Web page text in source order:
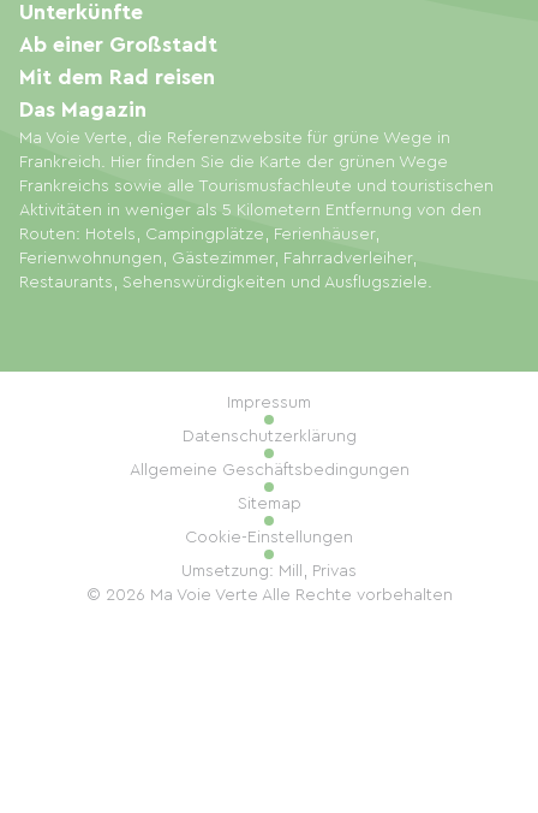
Ma Voie Verte, die Referenzwebsite für grüne Wege in
Frankreich. Hier finden Sie die Karte der grünen Wege
Frankreichs sowie alle Tourismusfachleute und touristischen
Aktivitäten in weniger als 5 Kilometern Entfernung von den
Routen: Hotels, Campingplätze, Ferienhäuser,
Ferienwohnungen, Gästezimmer, Fahrradverleiher,
Restaurants, Sehenswürdigkeiten und Ausflugsziele.
Unterkünfte
Ab einer Großstadt
Mit dem Rad reisen
Das Magazin
© 2026 Ma Voie Verte Alle Rechte vorbehalten
Impressum
Datenschutzerklärung
Allgemeine Geschäftsbedingungen
Sitemap
Cookie-Einstellungen
Umsetzung: Mill, Privas